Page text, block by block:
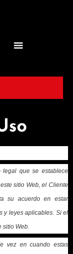
legal que se establece
sitio Web, el Cliente
su acuerdo en estar
y leyes aplicables. Si el
sitio Web.
vez en cuando estas